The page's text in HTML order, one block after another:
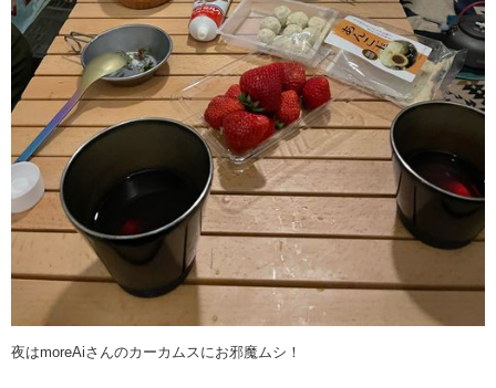
夜はmoreAiさんのカーカムスにお邪魔ムシ！